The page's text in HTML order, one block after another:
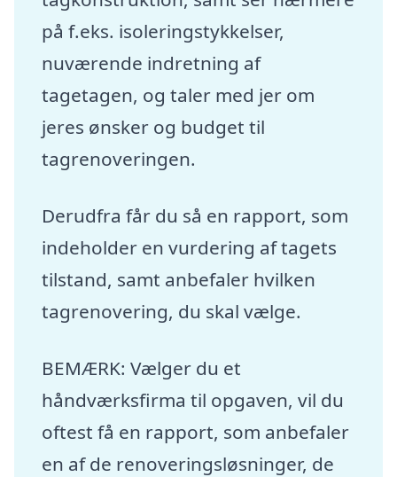
på f.eks. isoleringstykkelser,
nuværende indretning af
tagetagen, og taler med jer om
jeres ønsker og budget til
tagrenoveringen.
Derudfra får du så en rapport, som
indeholder en vurdering af tagets
tilstand, samt anbefaler hvilken
tagrenovering, du skal vælge.
BEMÆRK: Vælger du et
håndværksfirma til opgaven, vil du
oftest få en rapport, som anbefaler
en af de renoveringsløsninger, de